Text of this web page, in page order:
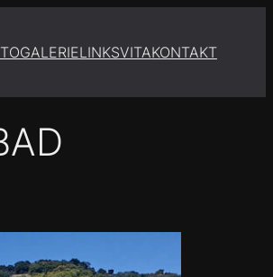
LINKSVITAKONTAKT